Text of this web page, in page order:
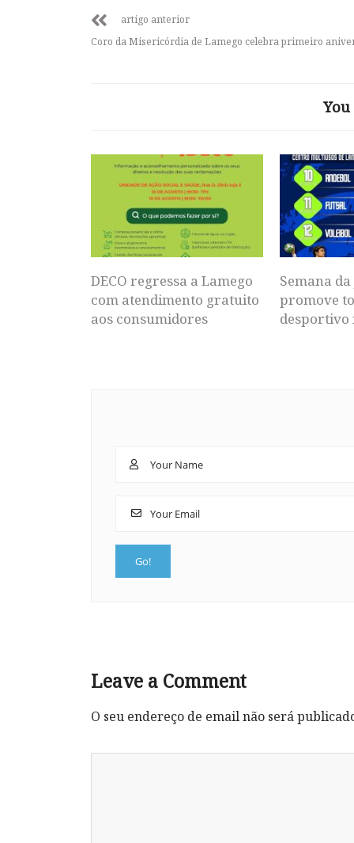
artigo anterior
Coro da Misericórdia de Lamego celebra primeiro
DECO regressa a Lamego
com atendimento gratuito
aos consumidores
Semana
promove
Leave a Comment
O seu endereço de email não será